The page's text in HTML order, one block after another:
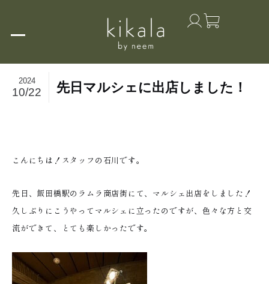
先日マルシェに出店しました！
2024
10/22
こんにちは！スタッフの石川です。
先日、飯田橋駅のラムラ商店街にて、マルシェ出店をしました！
久しぶりにこうやってマルシェに立ったのですが、色々な方と交
流ができて、とても楽しかったです。